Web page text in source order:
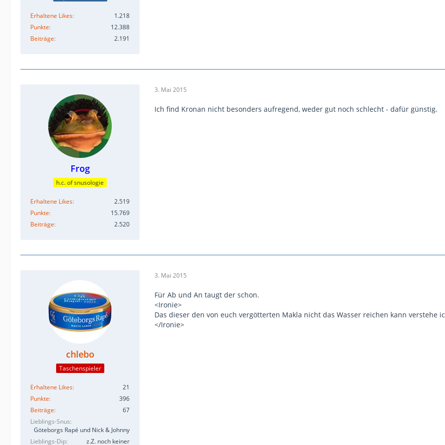
Erhaltene Likes
1.218
Punkte
12.388
Beiträge
2.191
Frog
h.c. of snusologie
Erhaltene Likes
2.519
Punkte
15.769
Beiträge
2.520
3. Mai 2015
Ich find Kronan nicht besonders aufregend, weder gut noch schlecht - dafür günstig.
chlebo
Taschenspieler
Erhaltene Likes
21
Punkte
396
Beiträge
67
Lieblings-Snus
Göteborgs Rapé und Nick & Johnny
Lieblings-Dip
z.Z. noch keiner
3. Mai 2015
Für Ab und An taugt der schon.
<Ironie>
Das dieser den von euch vergötterten Makla nicht das Wasser reichen kann verstehe
</Ironie>